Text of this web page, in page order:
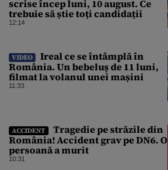
scrise încep luni, 10 august. Ce
trebuie să știe toți candidații
12:14
VIDEO
Ireal ce se întâmplă în
România. Un bebeluș de 11 luni,
filmat la volanul unei mașini
11:33
ACCIDENT
Tragedie pe străzile din
România! Accident grav pe DN6. O
persoană a murit
10:31